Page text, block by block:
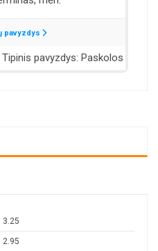
3.25
2.95